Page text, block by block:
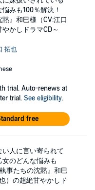
みも100％解決！
黙』和巳様（CV:江口
かしドラマCD～
拓也
trial. Auto-renews at
trial. See eligibility.
free
人に言い寄られて
のどんな悩みも
事たちの沈黙』和巳
）の超絶甘やかしド